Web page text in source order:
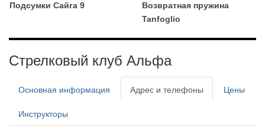
Подсумки Сайга 9
Возвратная пружина
Tanfoglio
Стрелковый клуб Альфа
Основная информация Адрес и телефоны Цены
Инструкторы